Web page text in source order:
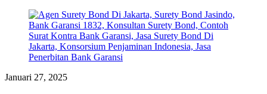
Januari 27, 2025